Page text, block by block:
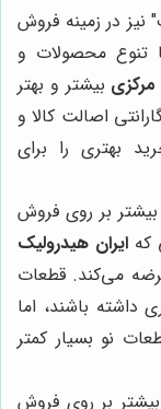
نیز در زمینه فروش
تنوع محصولات و
مرکزی بیشتر و بهتر
اصالت کالا و
بهتری را برای
بر روی فروش
که ایران هیدرولیک
می‌کند. قطعات
باشند، اما
نو بسیار کمتر
بر روی فروش